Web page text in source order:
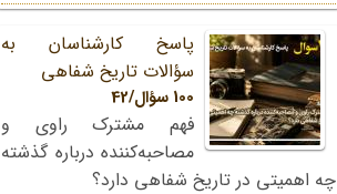
پاسخ کارشناسان به
سؤالات تاریخ شفاهی
100 سؤال/42
فهم مشترک راوی و
مصاحبه‌کننده درباره گذشته
چه اهمیتی در تاریخ شفاهی دارد؟